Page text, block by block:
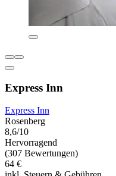
Express Inn
Express Inn
Rosenberg
8,6/10
Hervorragend
(307 Bewertungen)
64 €